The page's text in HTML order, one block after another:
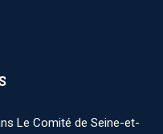
Le Comité de Seine-et-